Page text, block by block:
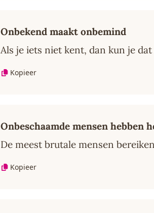
Onbekend maakt onbemind
Als je iets niet kent, dan kun je
Kopieer
Onbeschaamde mensen hebben
De meest brutale mensen
Kopieer